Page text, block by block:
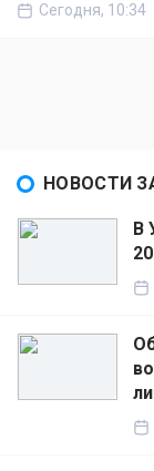
Сегодня, 10:34
НОВОСТИ
В